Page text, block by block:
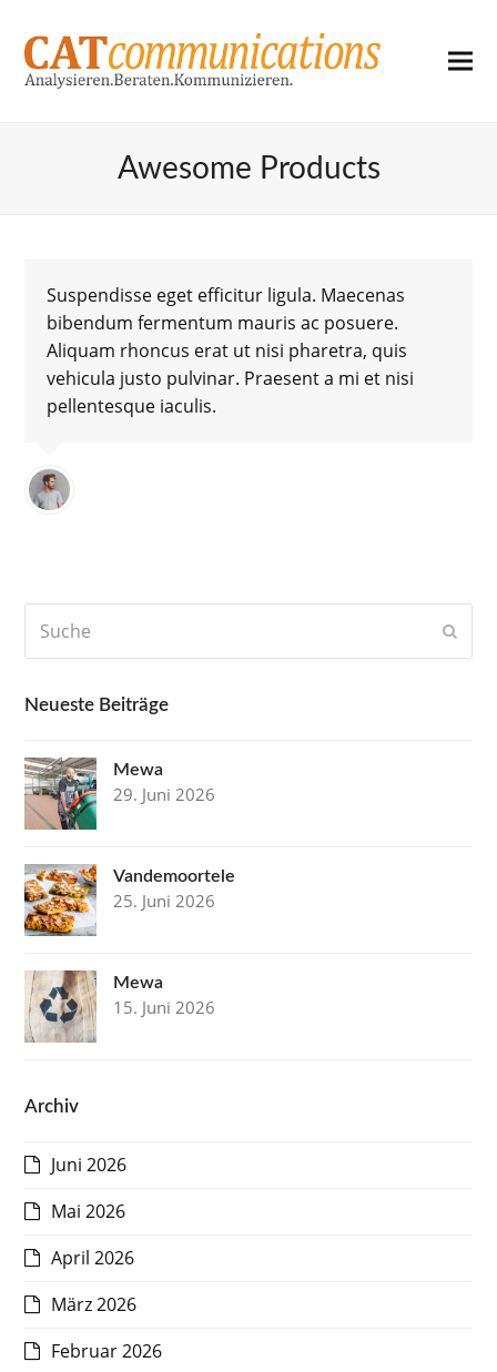
Awesome Products
Suspendisse eget efficitur ligula. Maecenas
bibendum fermentum mauris ac posuere.
Aliquam rhoncus erat ut nisi pharetra, quis
vehicula justo pulvinar. Praesent a mi et nisi
pellentesque iaculis.
Neueste Beiträge
Mewa
29. Juni 2026
Vandemoortele
25. Juni 2026
Mewa
15. Juni 2026
Archiv
Juni 2026
Mai 2026
April 2026
März 2026
Februar 2026